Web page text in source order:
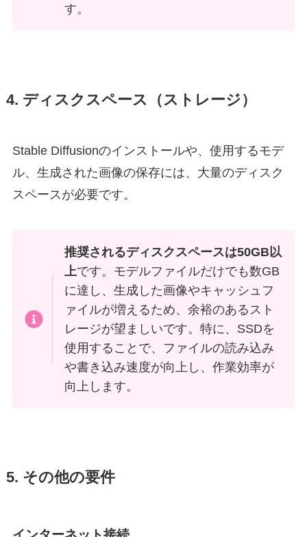
す。
4. ディスクスペース（ストレージ）
Stable Diffusionのインストールや、使用するモデ
ル、生成された画像の保存には、大量のディスク
スペースが必要です。
推奨されるディスクスペースは50GB以
上です。モデルファイルだけでも数GB
に達し、生成した画像やキャッシュフ
ァイルが増えるため、余裕のあるスト
レージが望ましいです。特に、SSDを
使用することで、ファイルの読み込み
や書き込み速度が向上し、作業効率が
向上します。
5. その他の要件